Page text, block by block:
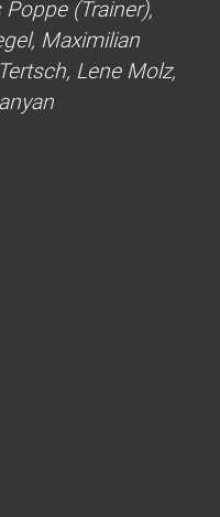
(Trainer),
Maximilian
Lene Molz,